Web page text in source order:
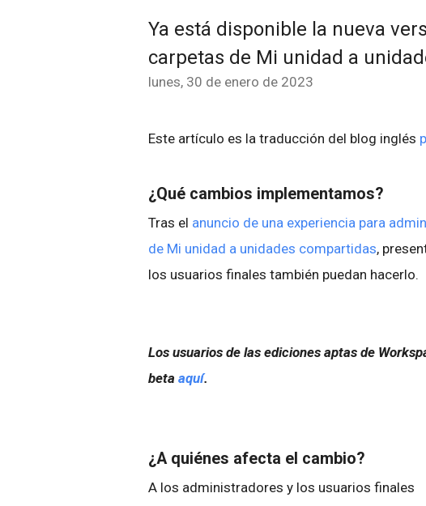
Ya está disponible la nueva
carpetas de Mi unidad a
lunes, 30 de enero de 2023
Este artículo es la traducción del blog inglés
¿Qué cambios implementamos?
Tras el anuncio de una experiencia para
de Mi unidad a unidades compartidas,
los usuarios finales también puedan hacerlo.
Los usuarios de las ediciones aptas de
beta aquí.
¿A quiénes afecta el cambio?
A los administradores y los usuarios finales